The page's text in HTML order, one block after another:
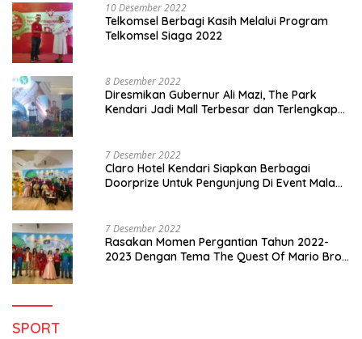
10 Desember 2022
Telkomsel Berbagi Kasih Melalui Program
Telkomsel Siaga 2022
8 Desember 2022
Diresmikan Gubernur Ali Mazi, The Park
Kendari Jadi Mall Terbesar dan Terlengkap
7 Desember 2022
Claro Hotel Kendari Siapkan Berbagai
Doorprize Untuk Pengunjung Di Event Malam
7 Desember 2022
Rasakan Momen Pergantian Tahun 2022-
2023 Dengan Tema The Quest Of Mario Bros
SPORT